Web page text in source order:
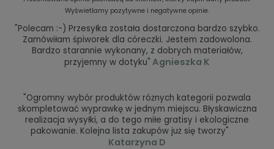
Wyświetlamy pozytywne i negatywne opinie.
"Polecam :-) Przesyłka została dostarczona bardzo szybko.
Zamówiłam śpiworek dla córeczki. Jestem zadowolona.
Bardzo starannie wykonany, z dobrych materiałów,
przyjemny w dotyku" Agnieszka K
"Ogromny wybór produktów różnych kategorii pozwala
skompletować wyprawkę w jednym miejscu. Błyskawiczna
realizacja wysyłki, a do tego miłe gratisy i ekologiczne
pakowanie. Kolejna lista zakupów już się tworzy"
Katarzyna D